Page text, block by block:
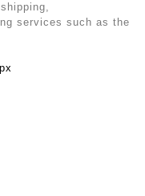
services such as the